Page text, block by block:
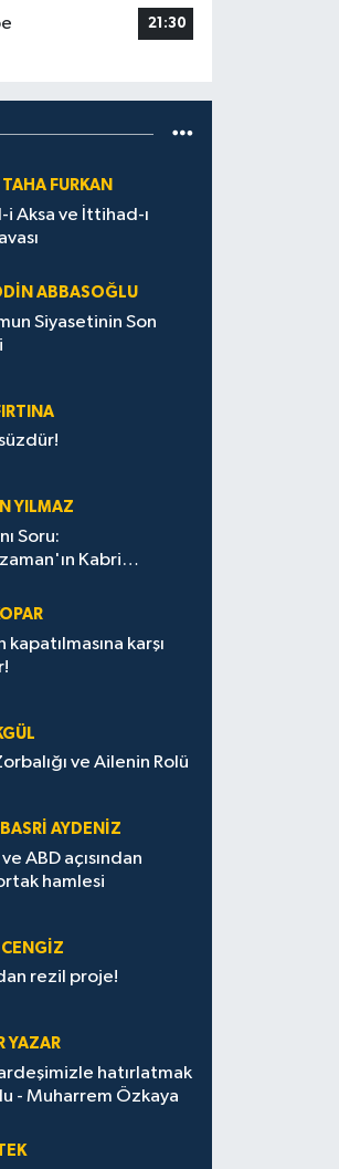
21:30
FURKAN
Aksa ve İttihad-ı
ABBASOĞLU
Siyasetinin Son
YILMAZ
Soru:
Kabri
kapatılmasına karşı
ve Ailenin Rolü
AYDENIZ
ABD açısından
hamlesi
rezil proje!
YAZAR
hatırlatmak
- Muharrem Özkaya